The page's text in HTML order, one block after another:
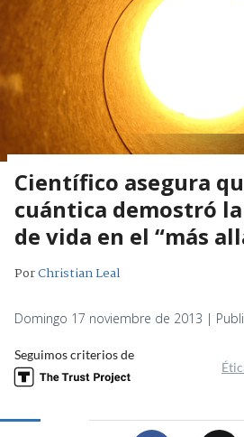
Científico asegura
cuántica demostró
de vida en el “más
PorChristian Leal
Domingo 17 noviembre de 2013 |
Seguimos criterios de